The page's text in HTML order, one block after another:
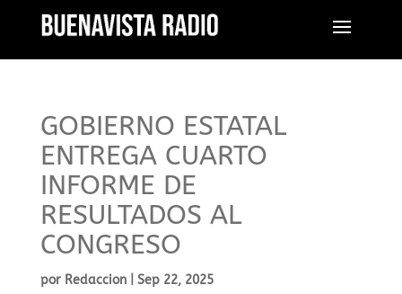
GOBIERNO ESTATAL
ENTREGA CUARTO
INFORME DE
RESULTADOS AL
CONGRESO
por Redaccion| Sep 22, 2025